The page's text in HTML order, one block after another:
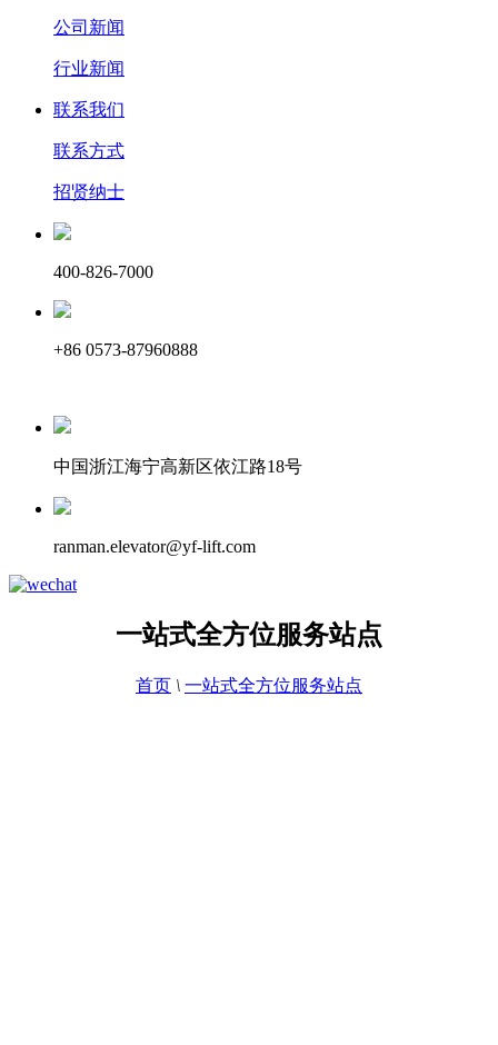
公司新闻
行业新闻
联系我们
联系方式
招贤纳士
400-826-7000
+86 0573-87960888
中国浙江海宁高新区依江路18号
ranman.elevator@yf-lift.com
一站式全方位服务站点
首页 \ 一站式全方位服务站点